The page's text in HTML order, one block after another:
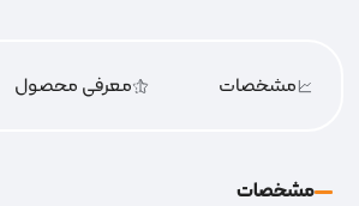
مشخصات معرفی محصول
مشخصات